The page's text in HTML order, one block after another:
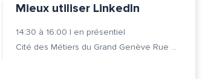
Mieux utiliser LinkedIn
14:30 à 16:00 | en présentiel
Cité des Métiers du Grand Genève Rue Prévost-Martin 6 1205 Genève